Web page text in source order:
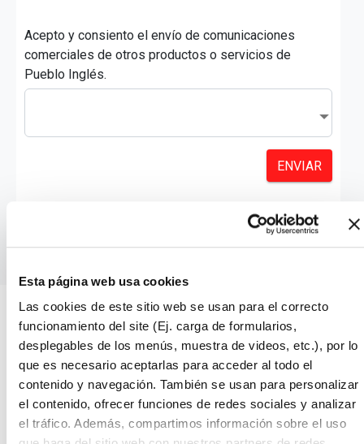
Esta página web usa cookies
Las cookies de este sitio web se usan para el correcto
funcionamiento del site (Ej. carga de formularios,
desplegables de los menús, muestra de videos, etc.), por lo
que es necesario aceptarlas para acceder al todo el
contenido y navegación. También se usan para personalizar
el contenido, ofrecer funciones de redes sociales y analizar
el tráfico. Además, compartimos información sobre el uso
Testimonios
"Quería daros las gracias por la calidad y la humanidad del
programa. Amelia y Alex han sido geniales y el ambiente
que se ha respirado ha sido en todo momento de